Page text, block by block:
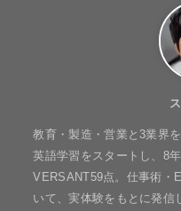
教育・製造・営業と3業界
英語学習をスタートし、8
VERSANT59点。仕事術・
いて、実体験をもとに発